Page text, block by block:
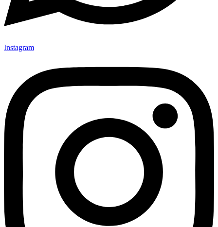
Instagram